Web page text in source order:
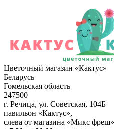
Цветочный магазин «Кактус»
Беларусь
Гомельская область
247500
г. Речица, ул. Советская, 104Б
павильон «Кактус»,
слева от магазина «Микс фреш»